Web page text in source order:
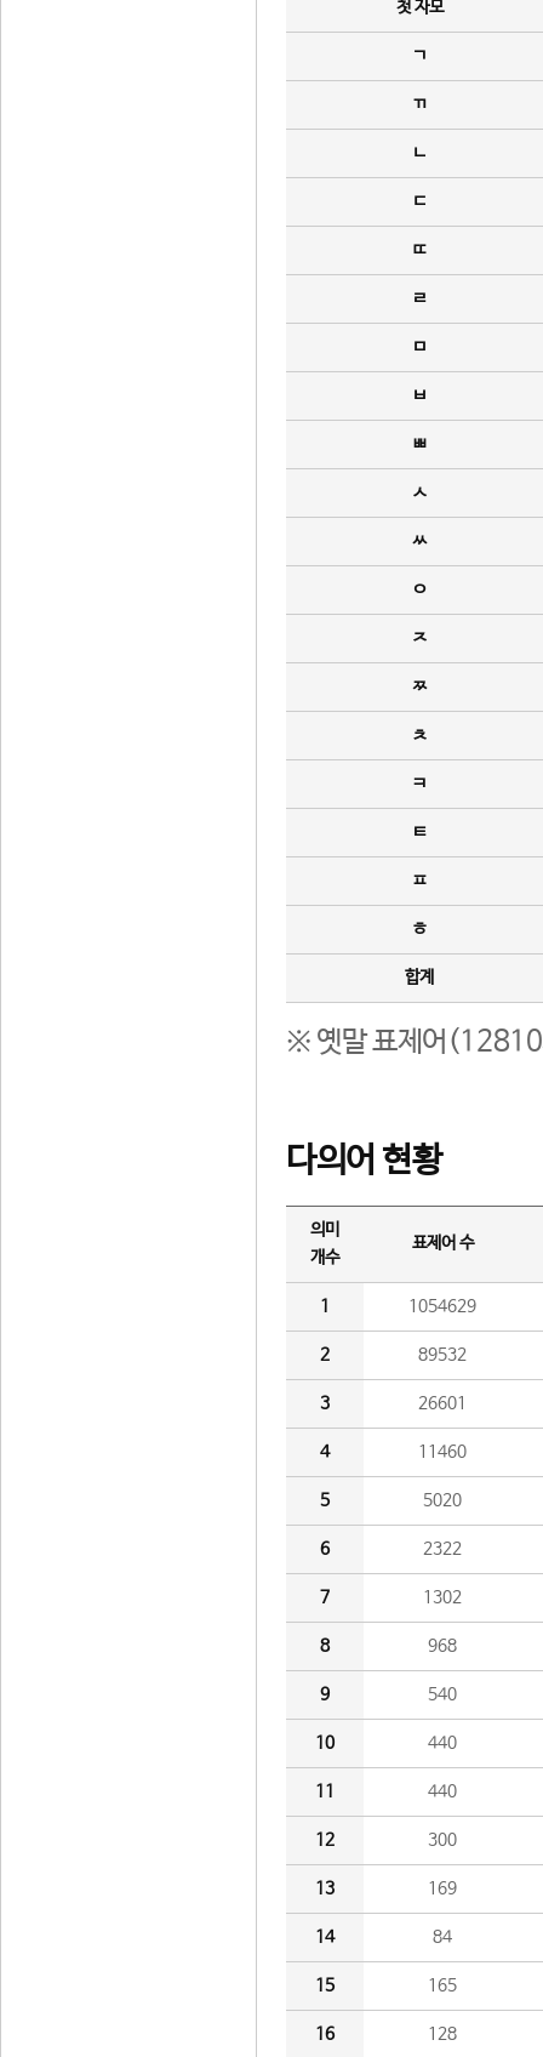
첫 자모
ㄱ
ㄲ
ㄴ
ㄷ
ㄸ
ㄹ
ㅁ
ㅂ
ㅃ
ㅅ
ㅆ
ㅇ
ㅈ
ㅉ
ㅊ
ㅋ
ㅌ
ㅍ
ㅎ
합계
※ 옛말 표제어(12810
다의어 현황
의미
개수
표제어 수
1 1054629
2 89532
3 26601
4 11460
5 5020
6 2322
7 1302
8 968
9 540
10 440
11 440
12 300
13 169
14 84
15 165
16 128